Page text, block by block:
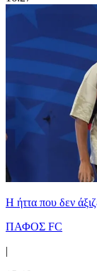
Η ήττα που δεν
ΠΑΦΟΣ FC
|